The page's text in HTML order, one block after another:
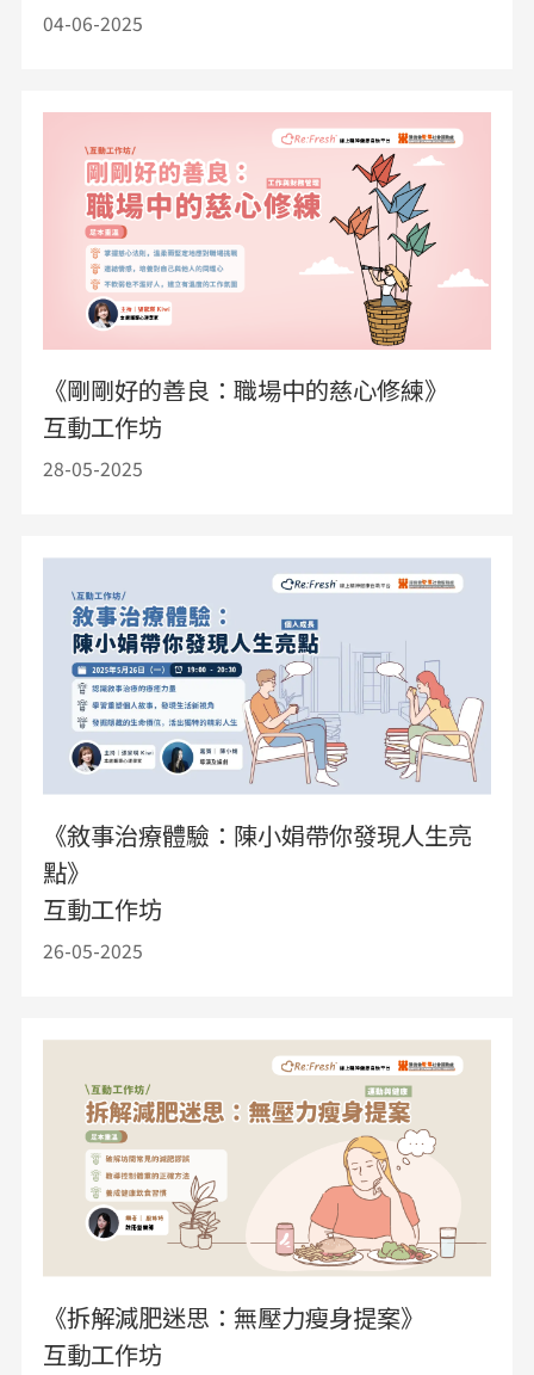
04-06-2025
《剛剛好的善良：職場中的慈心修練》
互動工作坊
28-05-2025
《敘事治療體驗：陳小娟帶你發現人生亮
點》
互動工作坊
26-05-2025
《拆解減肥迷思：無壓力瘦身提案》
互動工作坊